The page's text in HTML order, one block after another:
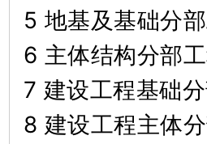
5 地基及基础分
6 主体结构分部
7 建设工程基础
8 建设工程主体